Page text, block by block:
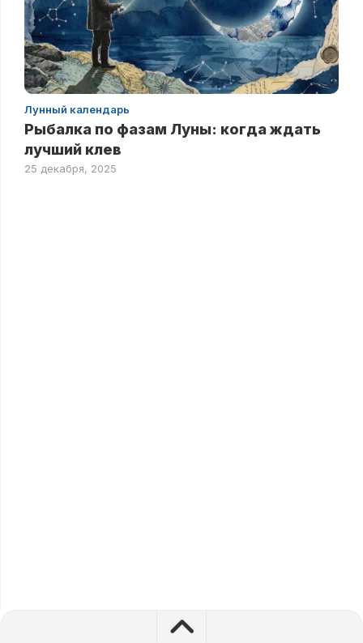
Лунный календарь
Рыбалка по фазам Луны: когда ждать
лучший клев
25 декабря, 2025